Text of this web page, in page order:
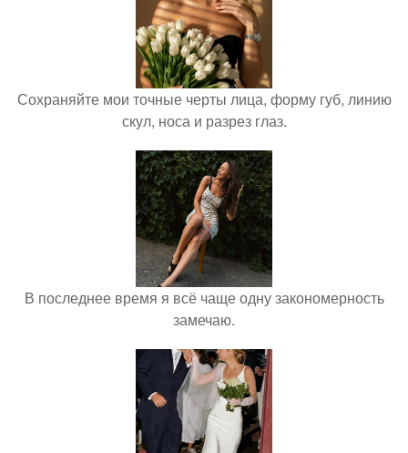
Сохраняйте мои точные черты лица, форму губ, линию
скул, носа и разрез глаз.
В последнее время я всё чаще одну закономерность
замечаю.